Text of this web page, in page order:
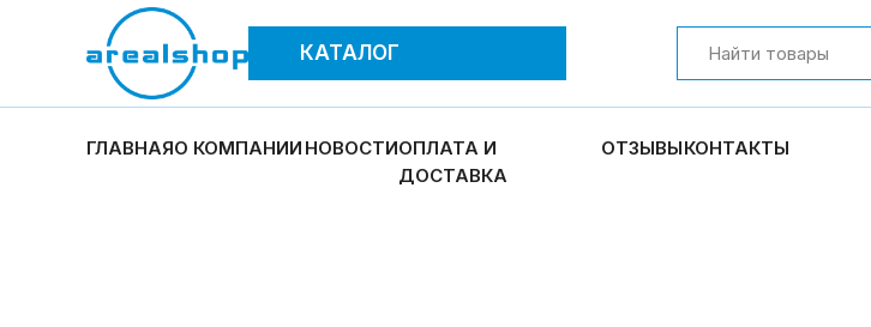
КАТАЛОГ
ГЛАВНАЯО КОМПАНИИ НОВОСТИОПЛАТА И
ДОСТАВКА
ОТЗЫВЫКОНТАКТЫ